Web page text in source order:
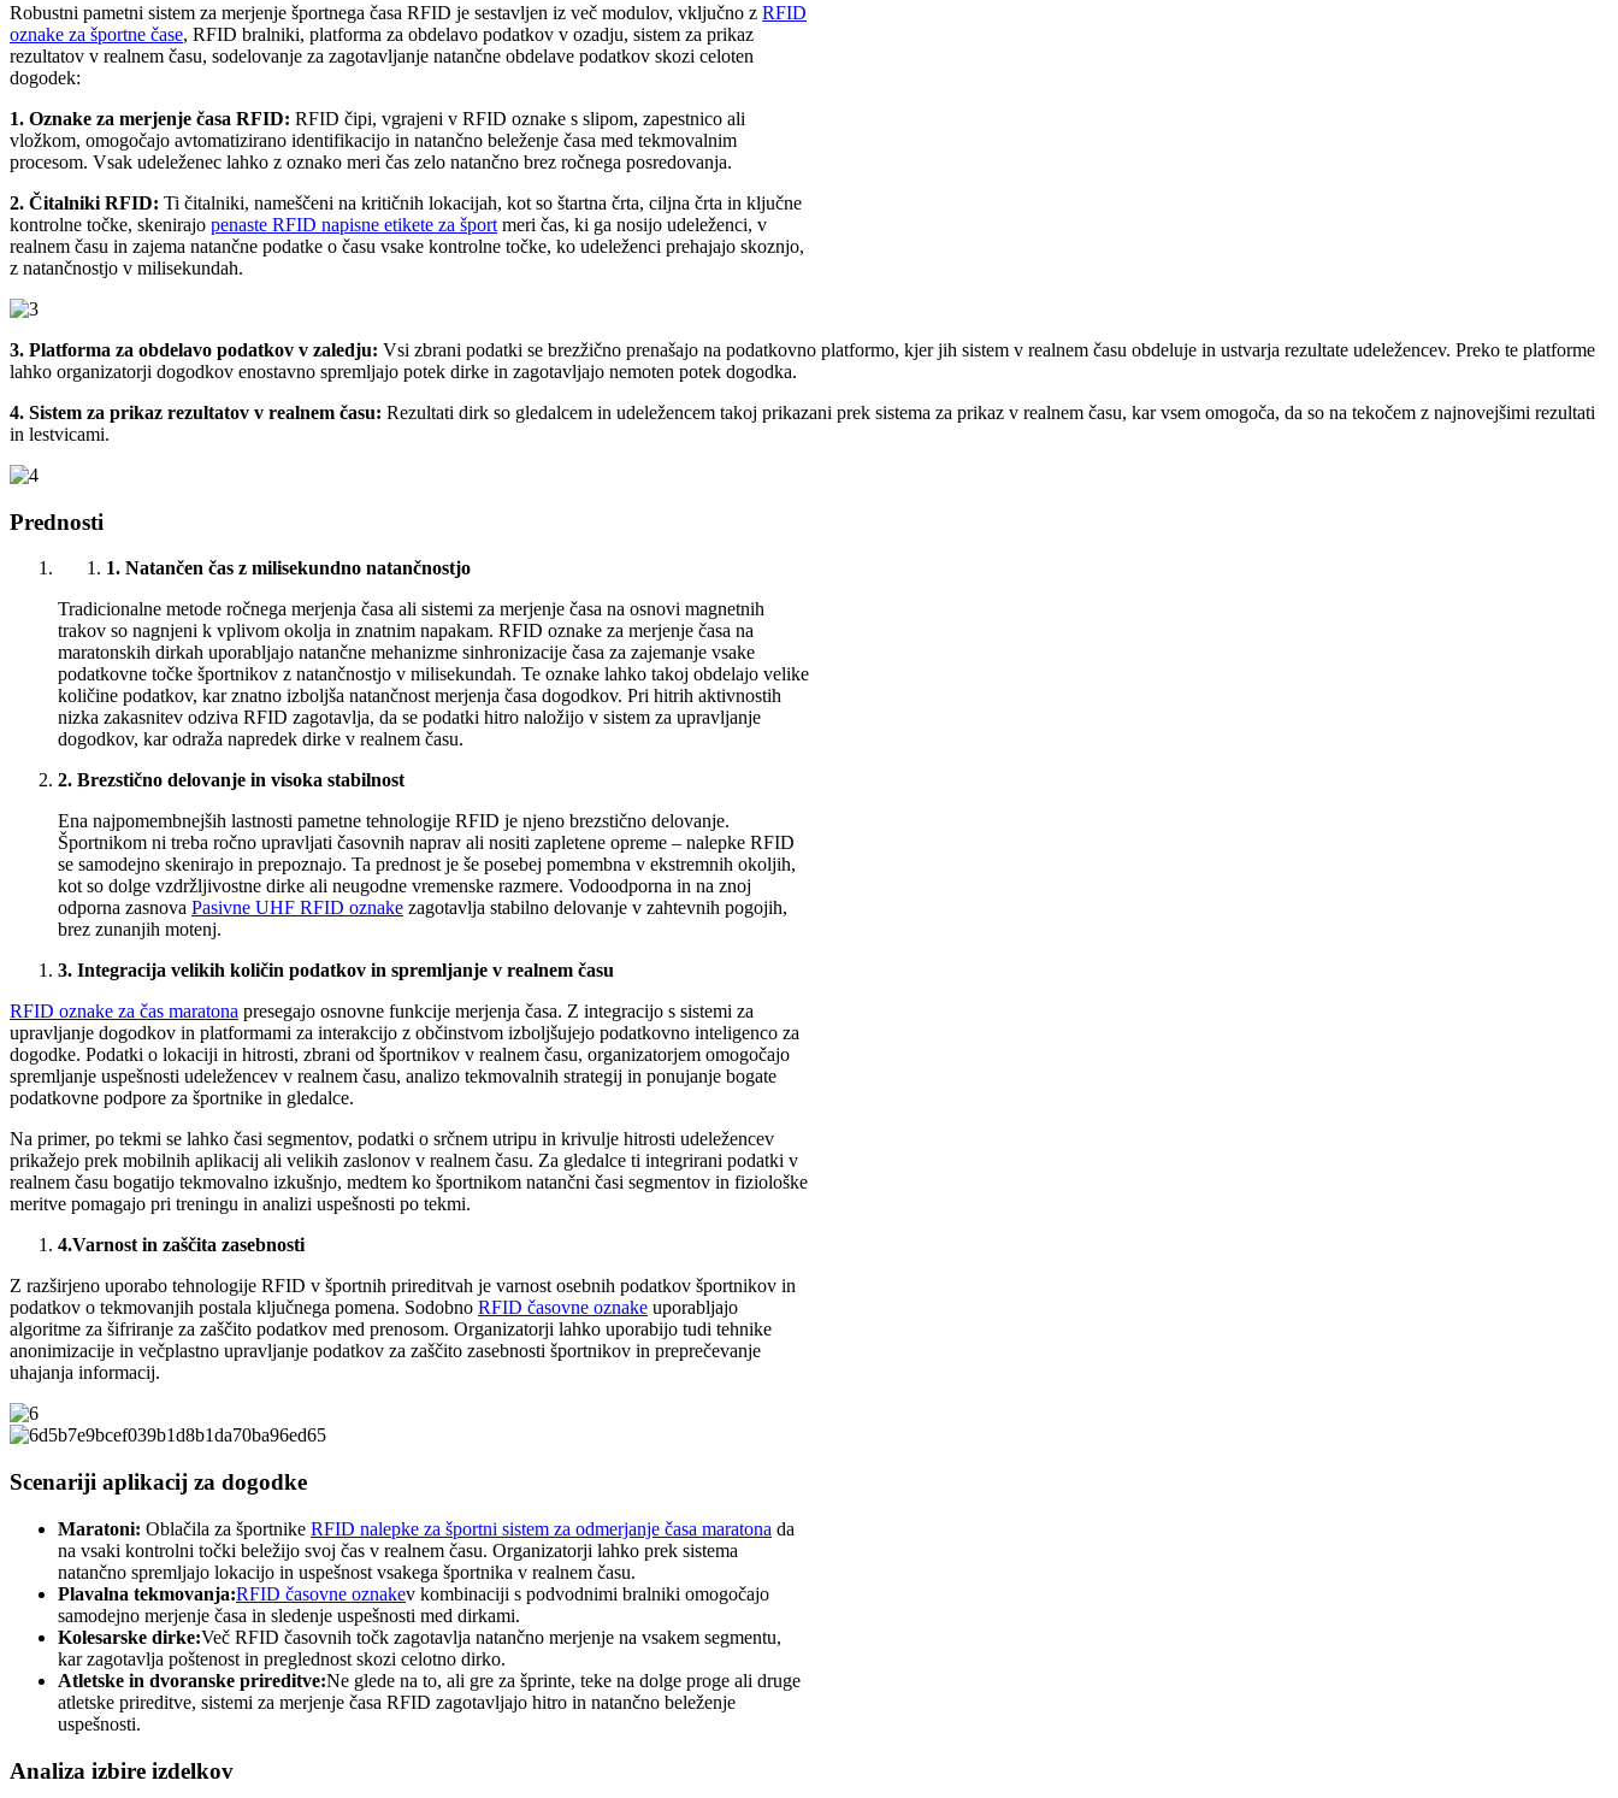
Robustni pametni sistem za merjenje športnega časa RFID je sestavljen iz več modulov, vključno z RFID
oznake za športne čase, RFID bralniki, platforma za obdelavo podatkov v ozadju, sistem za prikaz
rezultatov v realnem času, sodelovanje za zagotavljanje natančne obdelave podatkov skozi celoten
dogodek:
1. Oznake za merjenje časa RFID: RFID čipi, vgrajeni v RFID oznake s slipom, zapestnico ali
vložkom, omogočajo avtomatizirano identifikacijo in natančno beleženje časa med tekmovalnim
procesom. Vsak udeleženec lahko z oznako meri čas zelo natančno brez ročnega posredovanja.
2. Čitalniki RFID: Ti čitalniki, nameščeni na kritičnih lokacijah, kot so štartna črta, ciljna črta in ključne
kontrolne točke, skenirajo penaste RFID napisne etikete za šport meri čas, ki ga nosijo udeleženci, v
realnem času in zajema natančne podatke o času vsake kontrolne točke, ko udeleženci prehajajo skoznjo,
z natančnostjo v milisekundah.
3. Platforma za obdelavo podatkov v zaledju: Vsi zbrani podatki se brezžično prenašajo na podatkovno platformo, kjer jih sistem v realnem času obdeluje in ustvarja rezultate udeležencev. Preko te platforme
lahko organizatorji dogodkov enostavno spremljajo potek dirke in zagotavljajo nemoten potek dogodka.
4. Sistem za prikaz rezultatov v realnem času: Rezultati dirk so gledalcem in udeležencem takoj prikazani prek sistema za prikaz v realnem času, kar vsem omogoča, da so na tekočem z najnovejšimi rezultati
in lestvicami.
Prednosti
1. Natančen čas z milisekundno natančnostjo
Tradicionalne metode ročnega merjenja časa ali sistemi za merjenje časa na osnovi magnetnih
trakov so nagnjeni k vplivom okolja in znatnim napakam. RFID oznake za merjenje časa na
maratonskih dirkah uporabljajo natančne mehanizme sinhronizacije časa za zajemanje vsake
podatkovne točke športnikov z natančnostjo v milisekundah. Te oznake lahko takoj obdelajo velike
količine podatkov, kar znatno izboljša natančnost merjenja časa dogodkov. Pri hitrih aktivnostih
nizka zakasnitev odziva RFID zagotavlja, da se podatki hitro naložijo v sistem za upravljanje
dogodkov, kar odraža napredek dirke v realnem času.
2. Brezstično delovanje in visoka stabilnost
Ena najpomembnejših lastnosti pametne tehnologije RFID je njeno brezstično delovanje.
Športnikom ni treba ročno upravljati časovnih naprav ali nositi zapletene opreme – nalepke RFID
se samodejno skenirajo in prepoznajo. Ta prednost je še posebej pomembna v ekstremnih okoljih,
kot so dolge vzdržljivostne dirke ali neugodne vremenske razmere. Vodoodporna in na znoj
odporna zasnova Pasivne UHF RFID oznake zagotavlja stabilno delovanje v zahtevnih pogojih,
brez zunanjih motenj.
3. Integracija velikih količin podatkov in spremljanje v realnem času
RFID oznake za čas maratona presegajo osnovne funkcije merjenja časa. Z integracijo s sistemi za
upravljanje dogodkov in platformami za interakcijo z občinstvom izboljšujejo podatkovno inteligenco za
dogodke. Podatki o lokaciji in hitrosti, zbrani od športnikov v realnem času, organizatorjem omogočajo
spremljanje uspešnosti udeležencev v realnem času, analizo tekmovalnih strategij in ponujanje bogate
podatkovne podpore za športnike in gledalce.
Na primer, po tekmi se lahko časi segmentov, podatki o srčnem utripu in krivulje hitrosti udeležencev
prikažejo prek mobilnih aplikacij ali velikih zaslonov v realnem času. Za gledalce ti integrirani podatki v
realnem času bogatijo tekmovalno izkušnjo, medtem ko športnikom natančni časi segmentov in fiziološke
meritve pomagajo pri treningu in analizi uspešnosti po tekmi.
4.Varnost in zaščita zasebnosti
Z razširjeno uporabo tehnologije RFID v športnih prireditvah je varnost osebnih podatkov športnikov in
podatkov o tekmovanjih postala ključnega pomena. Sodobno RFID časovne oznake uporabljajo
algoritme za šifriranje za zaščito podatkov med prenosom. Organizatorji lahko uporabijo tudi tehnike
anonimizacije in večplastno upravljanje podatkov za zaščito zasebnosti športnikov in preprečevanje
uhajanja informacij.
Scenariji aplikacij za dogodke
Maratoni: Oblačila za športnike RFID nalepke za športni sistem za odmerjanje časa maratona da
na vsaki kontrolni točki beležijo svoj čas v realnem času. Organizatorji lahko prek sistema
natančno spremljajo lokacijo in uspešnost vsakega športnika v realnem času.
Plavalna tekmovanja:RFID časovne oznakev kombinaciji s podvodnimi bralniki omogočajo
samodejno merjenje časa in sledenje uspešnosti med dirkami.
Kolesarske dirke:Več RFID časovnih točk zagotavlja natančno merjenje na vsakem segmentu,
kar zagotavlja poštenost in preglednost skozi celotno dirko.
Atletske in dvoranske prireditve:Ne glede na to, ali gre za šprinte, teke na dolge proge ali druge
atletske prireditve, sistemi za merjenje časa RFID zagotavljajo hitro in natančno beleženje
uspešnosti.
Analiza izbire izdelkov